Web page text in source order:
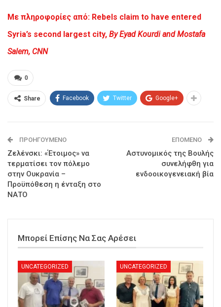
Με πληροφορίες από: Rebels claim to have entered
Syria’s second largest city, By Eyad Kourdi and Mostafa
Salem, CNN
0
Share Facebook Twitter Google+
ΠΡΟΗΓΟΎΜΕΝΟ
Ζελένσκι: «Έτοιμος» να
τερματίσει τον πόλεμο
στην Ουκρανία –
Πρoϋπόθεση η ένταξη στο
ΝΑΤΟ
ΕΠΌΜΕΝΟ
Αστυνομικός της Βουλής
συνελήφθη για
ενδοοικογενειακή βία
Μπορεί Επίσης Να Σας Αρέσει
UNCATEGORIZED UNCATEGORIZED